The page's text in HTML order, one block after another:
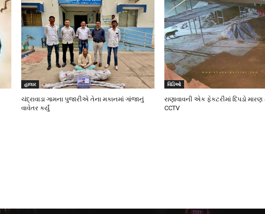
હાલાર
ચંદ્રાવાડા ગામના પુજારીએ તેના મકાનમાં ગાંજાનું
વાવેતર કર્યું
વિડિઓ
રાણાવાવની એક ફેકટરીમાં દિપડો મારણ
CCTV